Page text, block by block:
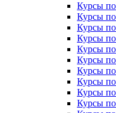
Курсы по
Курсы по
Курсы
Курсы
Курсы
Курсы по
Курсы по
Курсы
Курсы
Курсы по